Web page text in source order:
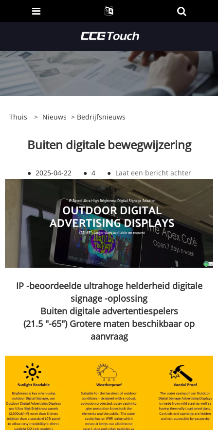
Thuis > Nieuws > Bedrijfsnieuws
Buiten digitale bewegwijzering
● 2025-04-22 ● 4 ● Laat een bericht achter
IP -beoordeelde ultrahoge helderheid digitale
signage -oplossing
Buiten digitale advertentiespelers
(21.5 "-65") Grotere maten beschikbaar op
aanvraag